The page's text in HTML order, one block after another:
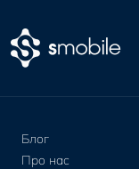
Блог
Про нас